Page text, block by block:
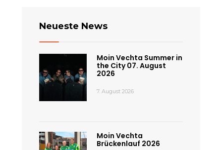
Neueste News
Moin Vechta Summer in
the City 07. August
2026
7. August 2026
Moin Vechta
Brückenlauf 2026